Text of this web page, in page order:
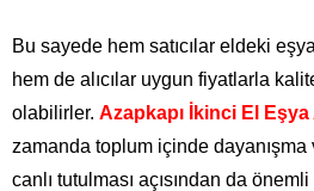
Bu sayede hem satıcılar eldeki
hem de alıcılar uygun fiyatlarla
olabilirler. Azapkapı İkinci El
zamanda toplum içinde
canlı tutulması açısından da